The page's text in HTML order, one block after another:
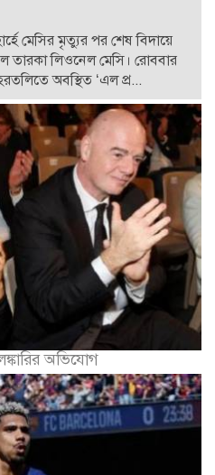
মেসির মৃত্যুর পর শেষ বিদায়ে
তারকা লিওনেল মেসি। রোববার
অবস্থিত ‘এল প্র...
অভিযোগ